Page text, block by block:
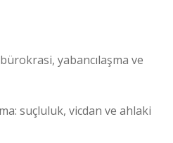
yabancılaşma ve
suçluluk, vicdan ve ahlaki